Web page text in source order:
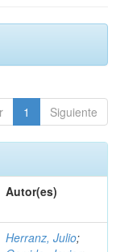
1 Siguiente
Autor(es)
Herranz, Julio;